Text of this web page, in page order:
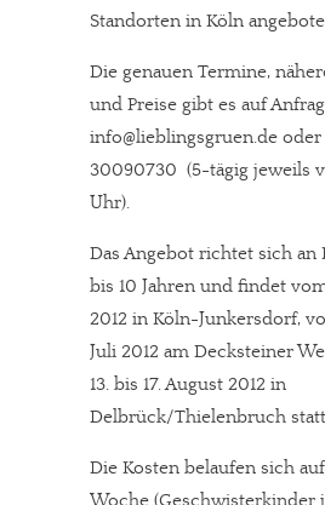
Standorten in Köln
Die genauen Termine,
und Preise gibt es auf
info@lieblingsgruen.de oder
30090730 (5-tägig jeweils
Uhr).
Das Angebot richtet sich an
bis 10 Jahren und findet
2012 in Köln-Junkersdorf,
Juli 2012 am Decksteiner
13. bis 17. August 2012 in
Delbrück/Thielenbruch
Die Kosten belaufen sich
Woche (Geschwisterkinder